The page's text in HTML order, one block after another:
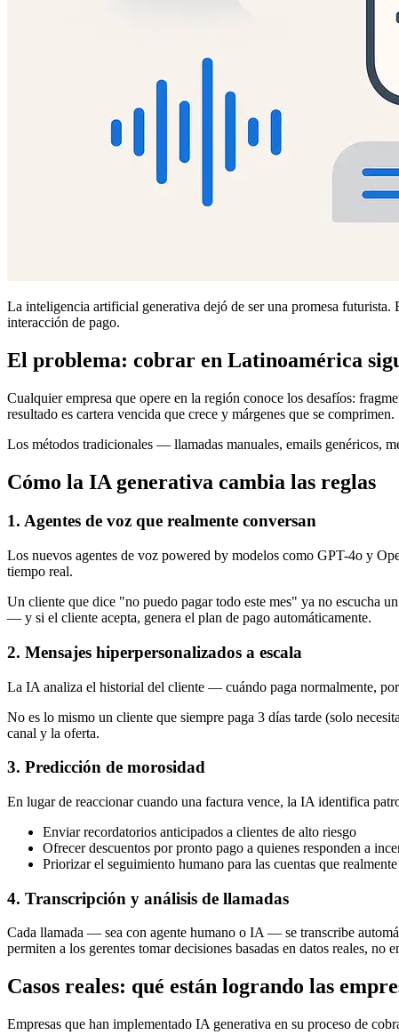
La inteligencia artificial generativa dejó de ser una promesa
interacción de pago.
El problema: cobrar en Latinoamérica
Cualquier empresa que opere en la región conoce los desafíos:
resultado es cartera vencida que crece y márgenes que se comprimen.
Los métodos tradicionales — llamadas manuales, emails genéricos,
Cómo la IA generativa cambia las reglas
1. Agentes de voz que realmente conversan
Los nuevos agentes de voz powered by modelos como GPT-4o y
tiempo real.
Un cliente que dice "no puedo pagar todo este mes" ya no escucha
— y si el cliente acepta, genera el plan de pago automáticamente.
2. Mensajes hiperpersonalizados a escala
La IA analiza el historial del cliente — cuándo paga normalmente,
No es lo mismo un cliente que siempre paga 3 días tarde (solo
canal y la oferta.
3. Predicción de morosidad
En lugar de reaccionar cuando una factura vence, la IA identifica
Enviar recordatorios anticipados a clientes de alto riesgo
Ofrecer descuentos por pronto pago a quienes responden a
Priorizar el seguimiento humano para las cuentas que
4. Transcripción y análisis de llamadas
Cada llamada — sea con agente humano o IA — se transcribe
permiten a los gerentes tomar decisiones basadas en datos reales, no
Casos reales: qué están logrando las
Empresas que han implementado IA generativa en su proceso de